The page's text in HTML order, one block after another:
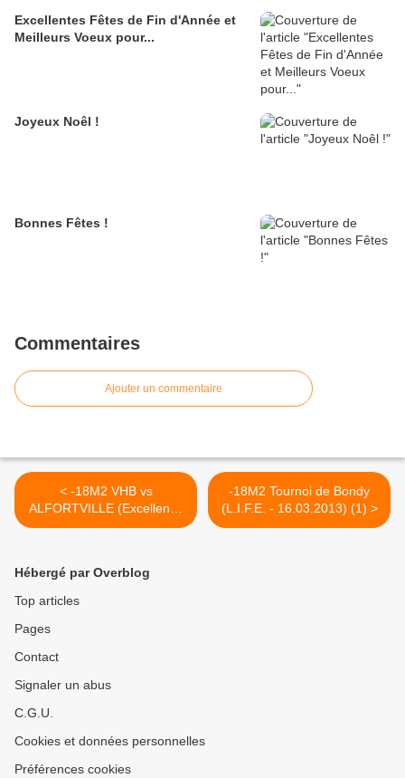
Excellentes Fêtes de Fin d'Année et
Meilleurs Voeux pour...
Joyeux Noêl !
Bonnes Fêtes !
Commentaires
Ajouter un commentaire
< -18M2 VHB vs
ALFORTVILLE (Excellence
L.I.F.E. - 24.02.2013)
-18M2 Tournoi de Bondy
(L.I.F.E. - 16.03.2013) (1) >
Hébergé par Overblog
Top articles
Pages
Contact
Signaler un abus
C.G.U.
Cookies et données personnelles
Préférences cookies